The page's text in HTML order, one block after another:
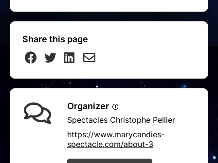
Share this page
Organizer
Spectacles Christophe Pellier
https://www.marycandies-
spectacle.com/about-3